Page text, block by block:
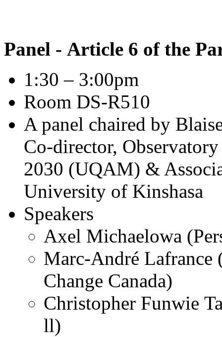
Panel - Article 6 of the
1:30 – 3:00pm
Room DS-R510
A panel chaired by
Co-director,
2030 (UQAM) &
University of Kinshasa
Speakers
Axel Michaelowa
Marc-André Lafrance
Change Canada)
Christopher Funwie
ll)